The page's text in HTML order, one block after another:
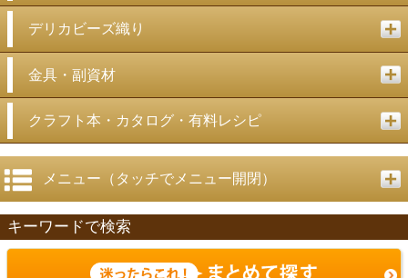
デリカビーズ織り
金具・副資材
クラフト本・カタログ・有料レシピ
メニュー（タッチでメニュー開閉）
キーワードで検索